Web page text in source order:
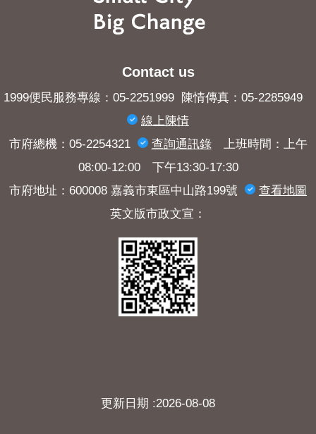
Contact us
1999便民服務專線：05-2251999 陳情傳真：05-2285949
線上陳情
市府總機：05-2254321
查詢​通訊錄上班時間：上午
08:00-12:00 下午13:30-17:30
市府地址：600008 嘉義市東區中山路199號
查看地圖
英文版市政文宣：
更新日期 2026-08-08